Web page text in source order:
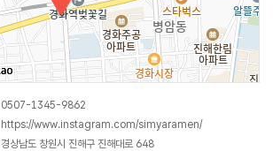
0507-1345-9862
https://www.instagram.com/simyaramen/
경상남도 창원시 진해구 진해대로 648